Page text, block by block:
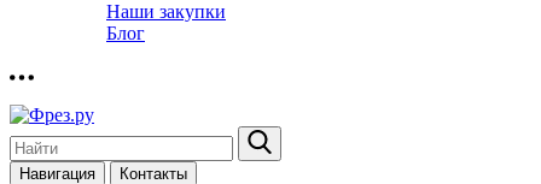
Наши закупки
Блог
Навигация Контакты